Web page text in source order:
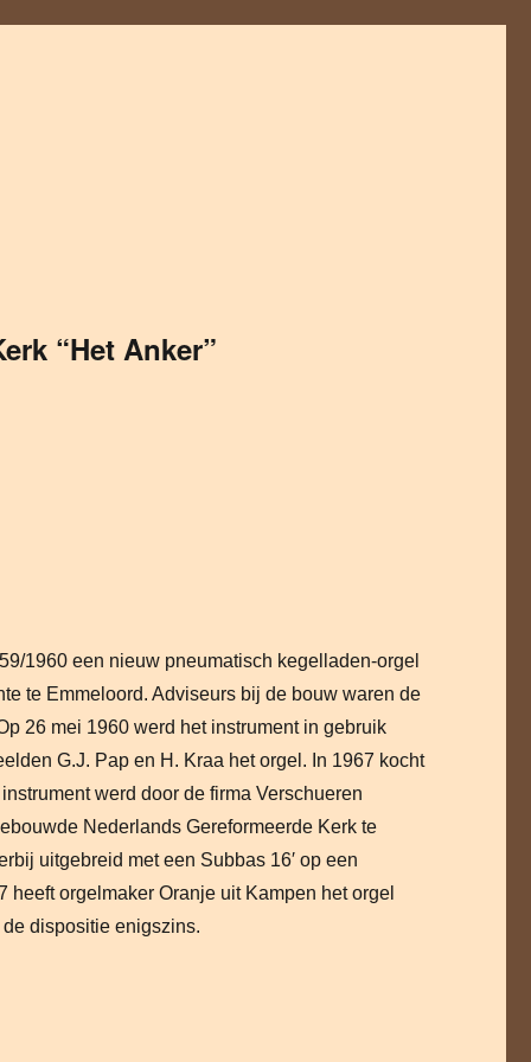
“Het Anker”
1960 een nieuw pneumatisch kegelladen-orgel
te Emmeloord. Adviseurs bij de bouw waren de
26 mei 1960 werd het instrument in gebruik
G.J. Pap en H. Kraa het orgel. In 1967 kocht
werd door de firma Verschueren
Nederlands Gereformeerde Kerk te
uitgebreid met een Subbas 16′ op een
orgelmaker Oranje uit Kampen het orgel
dispositie enigszins.